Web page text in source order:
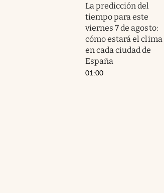
La predicción del
tiempo para este
viernes 7 de agosto:
cómo estará el clima
en cada ciudad de
España
01:00